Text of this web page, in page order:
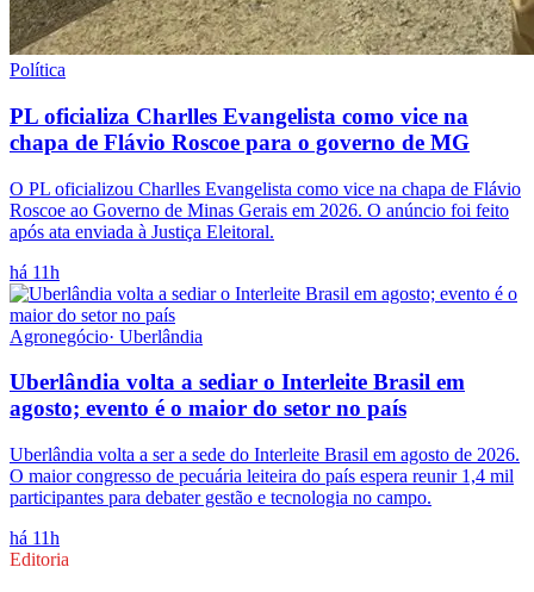
Política
PL oficializa Charlles Evangelista como vice na
chapa de Flávio Roscoe para o governo de MG
O PL oficializou Charlles Evangelista como vice na chapa de Flávio
Roscoe ao Governo de Minas Gerais em 2026. O anúncio foi feito
após ata enviada à Justiça Eleitoral.
há 11h
Agronegócio· Uberlândia
Uberlândia volta a sediar o Interleite Brasil em
agosto; evento é o maior do setor no país
Uberlândia volta a ser a sede do Interleite Brasil em agosto de 2026.
O maior congresso de pecuária leiteira do país espera reunir 1,4 mil
participantes para debater gestão e tecnologia no campo.
há 11h
Editoria